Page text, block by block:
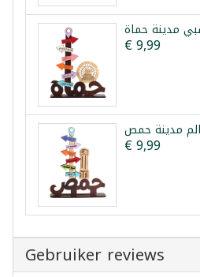
مدينة حماة
€ 9,99
مدينة حمص
€ 9,99
Gebruiker reviews